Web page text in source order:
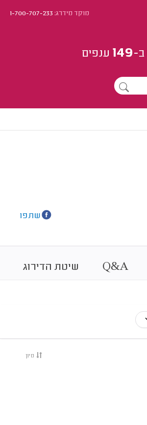
מוקד מידרג:1-700-707-233
ב-149 ענפים
שתפו
Q&A שיטת הדירוג
מיון